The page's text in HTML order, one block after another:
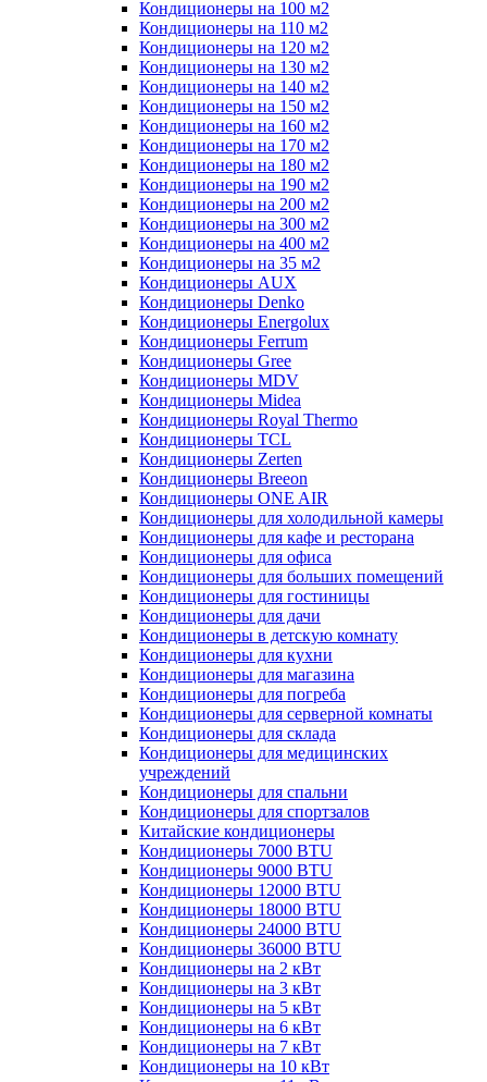
Кондиционеры на 100 м2
Кондиционеры на 110 м2
Кондиционеры на 120 м2
Кондиционеры на 130 м2
Кондиционеры на 140 м2
Кондиционеры на 150 м2
Кондиционеры на 160 м2
Кондиционеры на 170 м2
Кондиционеры на 180 м2
Кондиционеры на 190 м2
Кондиционеры на 200 м2
Кондиционеры на 300 м2
Кондиционеры на 400 м2
Кондиционеры на 35 м2
Кондиционеры AUX
Кондиционеры Denko
Кондиционеры Energolux
Кондиционеры Ferrum
Кондиционеры Gree
Кондиционеры MDV
Кондиционеры Midea
Кондиционеры Royal Thermo
Кондиционеры TCL
Кондиционеры Zerten
Кондиционеры Breeon
Кондиционеры ONE AIR
Кондиционеры для холодильной камеры
Кондиционеры для кафе и ресторана
Кондиционеры для офиса
Кондиционеры для больших помещений
Кондиционеры для гостиницы
Кондиционеры для дачи
Кондиционеры в детскую комнату
Кондиционеры для кухни
Кондиционеры для магазина
Кондиционеры для погреба
Кондиционеры для серверной комнаты
Кондиционеры для склада
Кондиционеры для медицинских
учреждений
Кондиционеры для спальни
Кондиционеры для спортзалов
Китайские кондиционеры
Кондиционеры 7000 BTU
Кондиционеры 9000 BTU
Кондиционеры 12000 BTU
Кондиционеры 18000 BTU
Кондиционеры 24000 BTU
Кондиционеры 36000 BTU
Кондиционеры на 2 кВт
Кондиционеры на 3 кВт
Кондиционеры на 5 кВт
Кондиционеры на 6 кВт
Кондиционеры на 7 кВт
Кондиционеры на 10 кВт